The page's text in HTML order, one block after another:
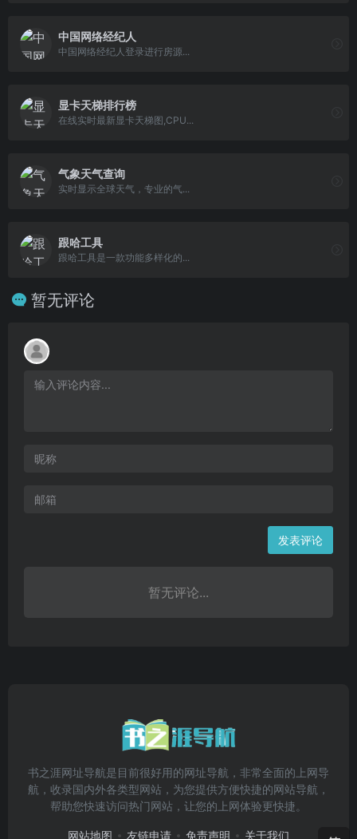
中国网络经纪人
中国网络经纪人登录进行房源...
显卡天梯排行榜
在线实时最新显卡天梯图,CPU...
气象天气查询
实时显示全球天气，专业的气...
跟哈工具
跟哈工具是一款功能多样化的...
暂无评论
发表评论
暂无评论...
书之涯网址导航是目前很好用的网址导航，非常全面的上网导
航，收录国内外各类型网站，为您提供方便快捷的网站导航，
帮助您快速访问热门网站，让您的上网体验更快捷。
网站地图 友链申请 免责声明 关于我们